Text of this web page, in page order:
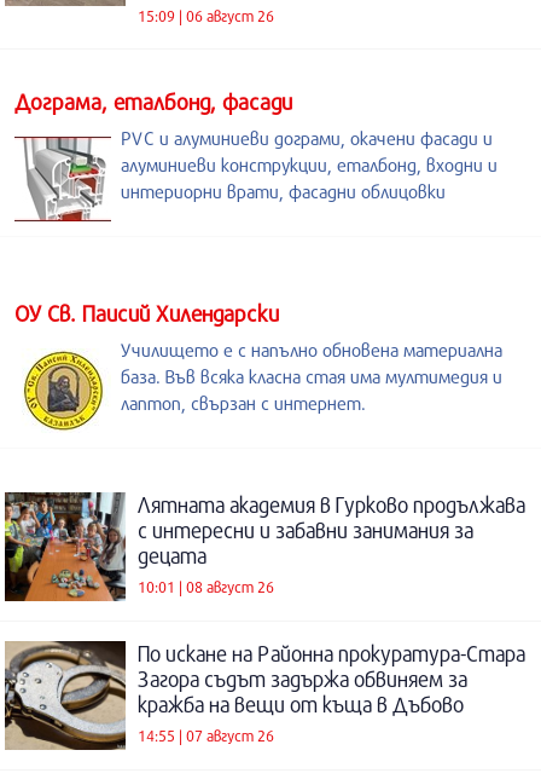
15:09 | 06 август 26
Дограма, еталбонд, фасади
PVC и алуминиеви дограми, окачени фасади и
алуминиеви конструкции, еталбонд, входни и
интериорни врати, фасадни облицовки
ОУ Св. Паисий Хилендарски
Училището е с напълно обновена материална
база. Във всяка класна стая има мултимедия и
лаптоп, свързан с интернет.
Лятната академия в Гурково продължава
с интересни и забавни занимания за
децата
10:01 | 08 август 26
По искане на Районна прокуратура-Стара
Загора съдът задържа обвиняем за
кражба на вещи от къща в Дъбово
14:55 | 07 август 26